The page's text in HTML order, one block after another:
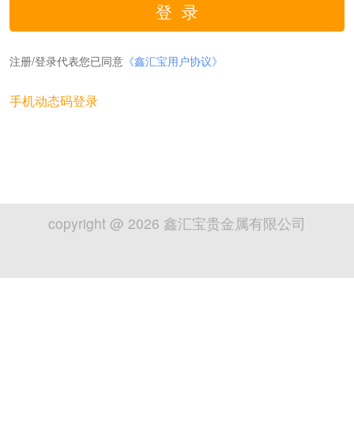
注册/登录代表您已同意《鑫汇宝用户协议》
手机动态码登录
copyright @ 2026 鑫汇宝贵金属有限公司